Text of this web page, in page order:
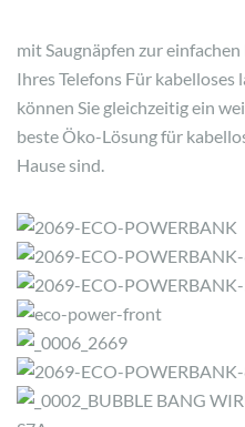
mit Saugnäpfen zur
Ihres Telefons Für kabelloses
können Sie gleichzeitig ein
beste Öko-Lösung für
Hause sind.